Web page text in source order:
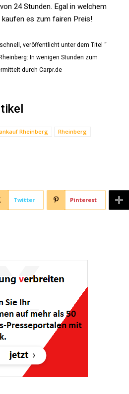
24 Stunden. Egal in welchem
es zum fairen Preis!
veröffentlicht unter dem Titel “
In wenigen Stunden zum
durch Carpr.de
Rheinberg Rheinberg
Twitter Pinterest